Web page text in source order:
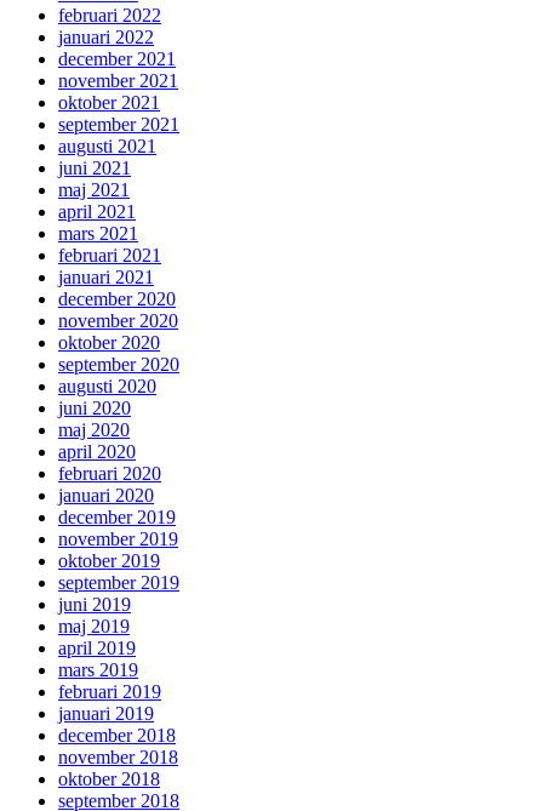
februari 2022
januari 2022
december 2021
november 2021
oktober 2021
september 2021
augusti 2021
juni 2021
maj 2021
april 2021
mars 2021
februari 2021
januari 2021
december 2020
november 2020
oktober 2020
september 2020
augusti 2020
juni 2020
maj 2020
april 2020
februari 2020
januari 2020
december 2019
november 2019
oktober 2019
september 2019
juni 2019
maj 2019
april 2019
mars 2019
februari 2019
januari 2019
december 2018
november 2018
oktober 2018
september 2018